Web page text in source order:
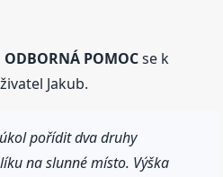
ODBORNÁ POMOCse k
Jakub.
pořídit dva druhy
na slunné místo. Výška